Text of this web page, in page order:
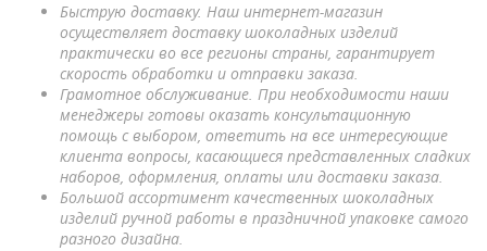
Быструю доставку. Наш интернет-магазин
осуществляет доставку шоколадных изделий
практически во все регионы страны, гарантирует
скорость обработки и отправки заказа.
Грамотное обслуживание. При необходимости наши
менеджеры готовы оказать консультационную
помощь с выбором, ответить на все интересующие
клиента вопросы, касающиеся представленных сладких
наборов, оформления, оплаты или доставки заказа.
Большой ассортимент качественных шоколадных
изделий ручной работы в праздничной упаковке самого
разного дизайна.